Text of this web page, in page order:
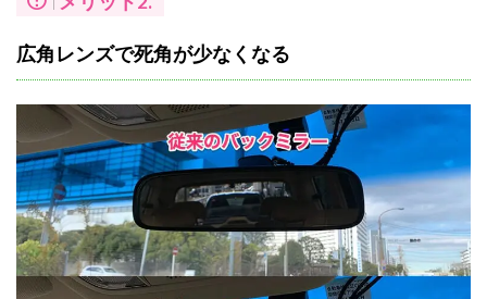
広角レンズで死角が少なくなる